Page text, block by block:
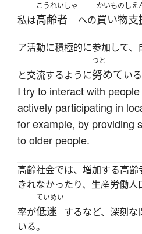
私は
こうれいしゃ
高齢者 への
かいものしえ
買い物支
ア活動に積極的に参加して
と交流するように
つと
努めている
I try to interact with
actively participating in
for example, by providing
to older people.
高齢社会では、増加する高
きれなかったり、生産労働
率が
ていめい
低迷
するなど、深刻な
いる。